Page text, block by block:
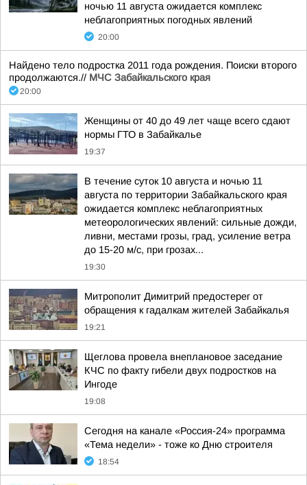
ночью 11 августа ожидается комплекс
неблагоприятных погодных явлений
20:00
Найдено тело подростка 2011 года рождения. Поиски второго
продолжаются.// МЧС Забайкальского края
20:00
Женщины от 40 до 49 лет чаще всего сдают
нормы ГТО в Забайкалье
19:37
В течение суток 10 августа и ночью 11
августа по территории Забайкальского края
ожидается комплекс неблагоприятных
метеорологических явлений: сильные дожди,
ливни, местами грозы, град, усиление ветра
до 15-20 м/с, при грозах...
19:30
Митрополит Димитрий предостерег от
обращения к гадалкам жителей Забайкалья
19:21
Щеглова провела внеплановое заседание
КЧС по факту гибели двух подростков на
Ингоде
19:08
Сегодня на канале «Россия-24» программа
«Тема недели» - тоже ко Дню строителя
18:54